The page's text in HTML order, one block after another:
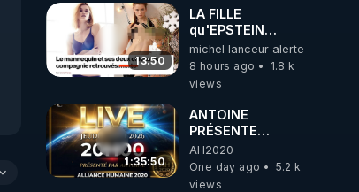
07.08.2026.
13:50
LA FILLE
qu'EPSTEIN
VOULAIT CACHER
michel lanceur alerte
8 hours ago
1.8 k
views
1:35:50
ANTOINE
PRÉSENTE
AH2020 LE LIVE
20H ***DU
06/08/2026***
AH2020
One day ago
5.2 k
views